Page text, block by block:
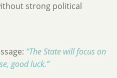
strong political
“The State will focus on
good luck.”